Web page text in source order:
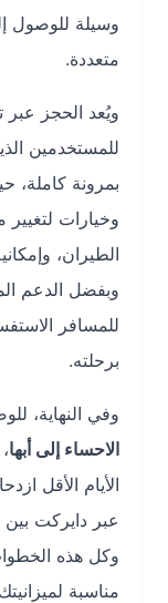
وسيلة للوصول إلى
متعددة.
ويُعد الحجز عبر
للمستخدمين الذين
بمرونة كاملة، حيث
وخيارات لتغيير
الطيران، وإمكانية
وبفضل الدعم
للمسافر الاستفسار
برحلته.
وفي النهاية،
الاحساء إلى أبها، ننصح
الأيام الأقل ازدحاماً،
عبر دايركت بين
وكل هذه الخطوات
مناسبة لميزانيتك